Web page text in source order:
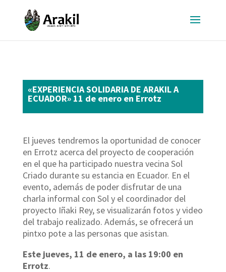
«EXPERIENCIA SOLIDARIA DE ARAKIL A
ECUADOR» 11 de enero en Errotz
El jueves tendremos la oportunidad de conocer
en Errotz acerca del proyecto de cooperación
en el que ha participado nuestra vecina Sol
Criado durante su estancia en Ecuador. En el
evento, además de poder disfrutar de una
charla informal con Sol y el coordinador del
proyecto Iñaki Rey, se visualizarán fotos y video
del trabajo realizado. Además, se ofrecerá un
pintxo pote a las personas que asistan.
Este jueves, 11 de enero, a las 19:00 en
Errotz.